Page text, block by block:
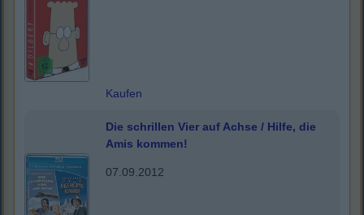
Kaufen
Die schrillen Vier auf Achse / Hilfe, die
Amis kommen!
07.09.2012